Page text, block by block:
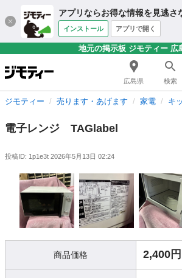
アプリならお得な情報を見逃さ
インストール アプリで開く
地元の掲示板 ジモティー 広
広島県 検索
ジモティー 売ります・あげます 家電 キ
電子レンジ TAGlabel
投稿ID: 1p1e3t 2026年5月13日 02:24
商品価格 2,400円